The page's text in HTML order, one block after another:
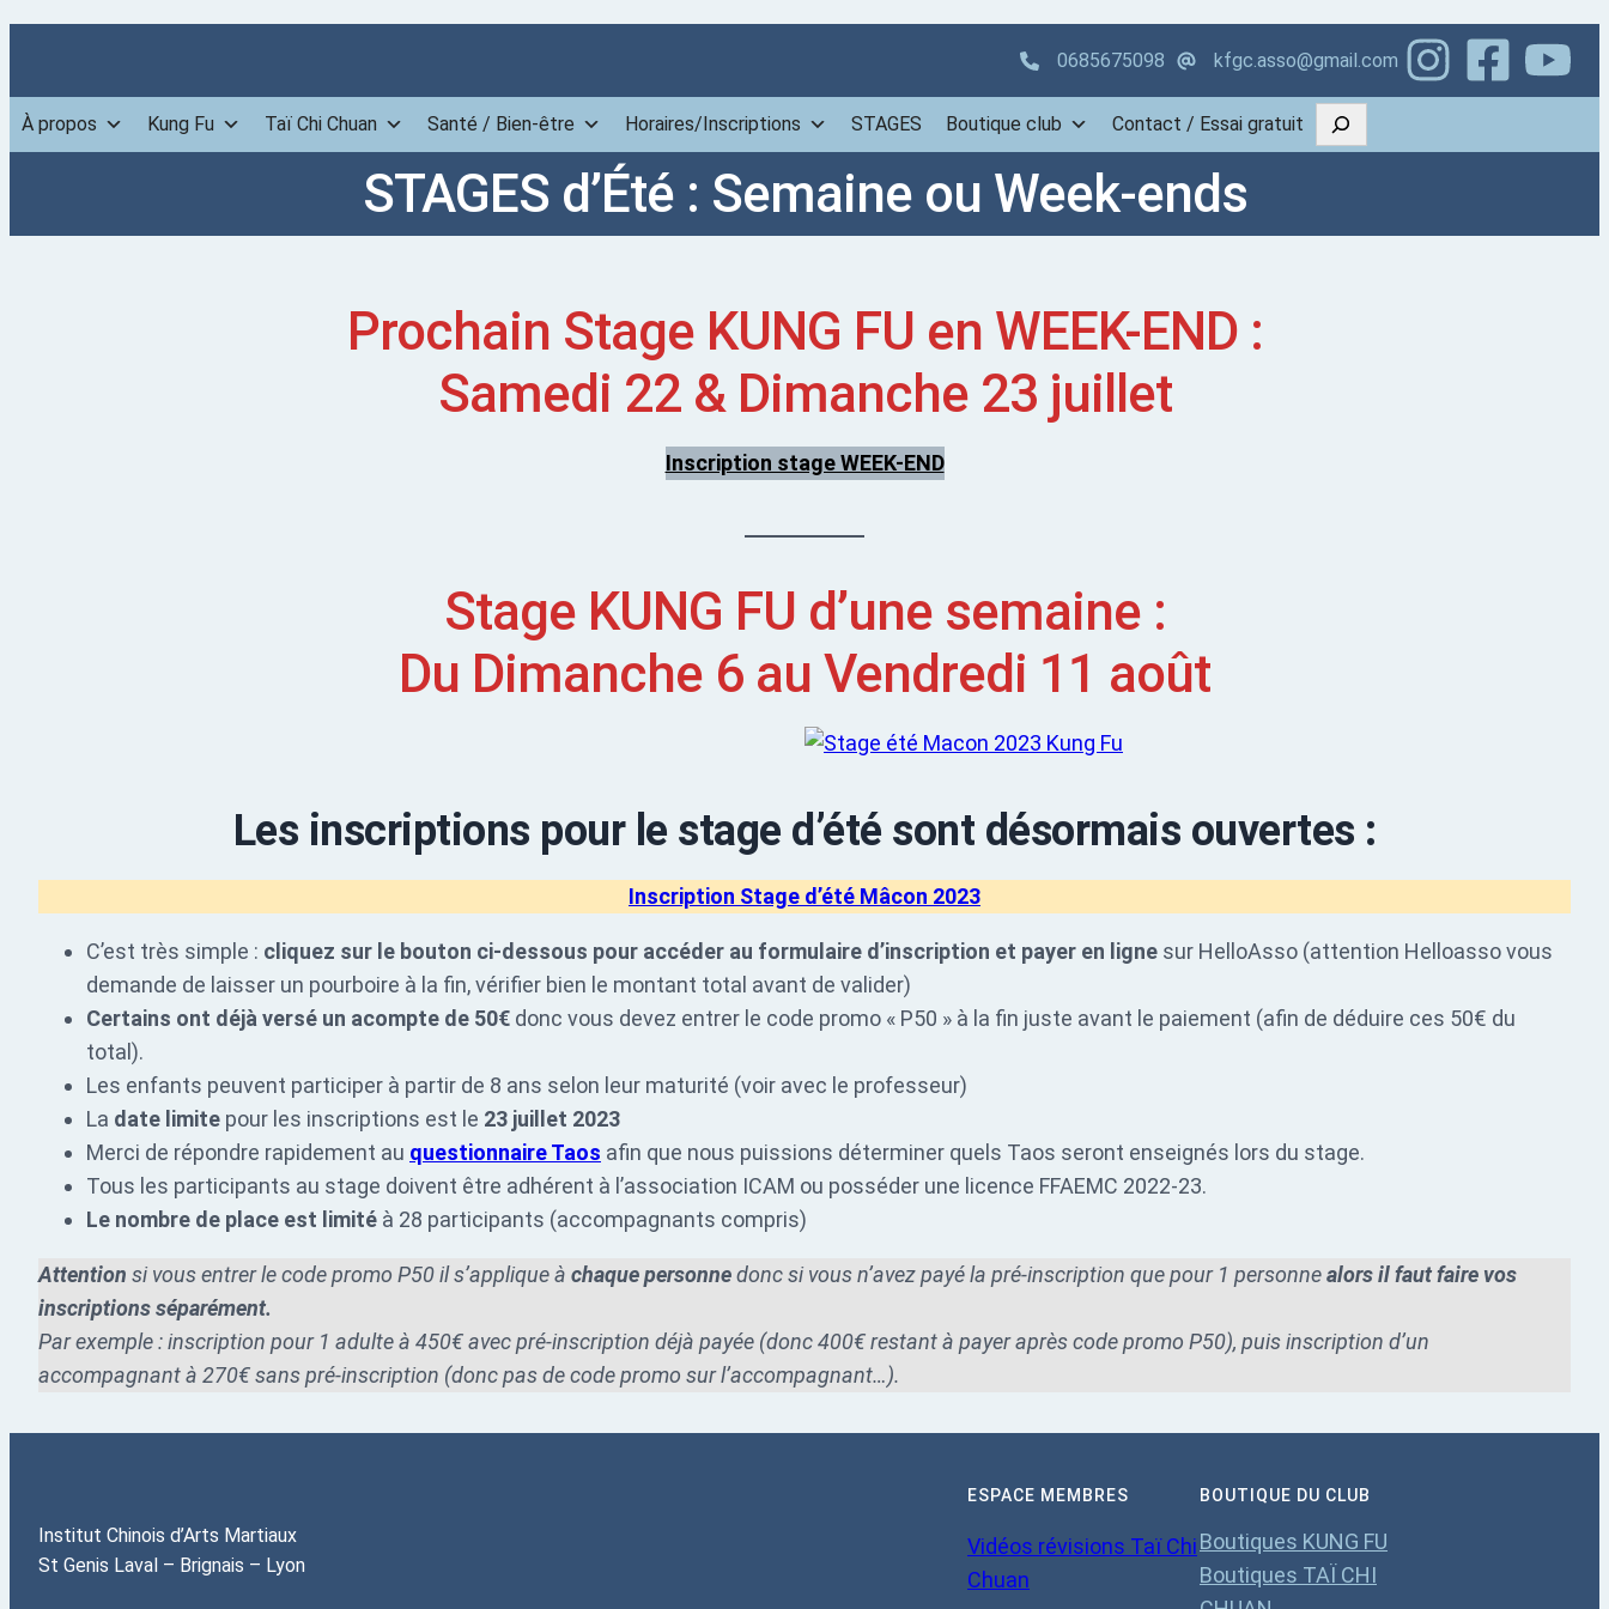
0685675098 kfgc.asso@gmail.com
À propos Kung Fu Taï Chi Chuan Santé / Bien-être Horaires/Inscriptions STAGES Boutique club Contact / Essai gratuit
STAGES d’Été : Semaine ou Week-ends
Prochain Stage KUNG FU en WEEK-END :
Samedi 22 & Dimanche 23 juillet
Inscription stage WEEK-END
Stage KUNG FU d’une semaine :
Du Dimanche 6 au Vendredi 11 août
Les inscriptions pour le stage d’été sont désormais ouvertes :
Inscription Stage d’été Mâcon 2023
C’est très simple : cliquez sur le bouton ci-dessous pour accéder au formulaire d’inscription et payer en ligne sur HelloAsso (attention Helloasso vous
demande de laisser un pourboire à la fin, vérifier bien le montant total avant de valider)
Certains ont déjà versé un acompte de 50€ donc vous devez entrer le code promo « P50 » à la fin juste avant le paiement (afin de déduire ces 50€ du
total).
Les enfants peuvent participer à partir de 8 ans selon leur maturité (voir avec le professeur)
La date limite pour les inscriptions est le 23 juillet 2023
Merci de répondre rapidement au questionnaire Taos afin que nous puissions déterminer quels Taos seront enseignés lors du stage.
Tous les participants au stage doivent être adhérent à l’association ICAM ou posséder une licence FFAEMC 2022-23.
Le nombre de place est limité à 28 participants (accompagnants compris)
Attention si vous entrer le code promo P50 il s’applique à chaque personnedonc si vous n’avez payé la pré-inscription que pour 1 personnealors il faut faire vos
inscriptions séparément.
Par exemple : inscription pour 1 adulte à 450€ avec pré-inscription déjà payée (donc 400€ restant à payer après code promo P50), puis inscription d’un
accompagnant à 270€ sans pré-inscription (donc pas de code promo sur l’accompagnant…).
Institut Chinois d’Arts Martiaux
St Genis Laval – Brignais – Lyon
ESPACE MEMBRES
Vidéos révisions Taï Chi
Chuan
BOUTIQUE DU CLUB
Boutiques KUNG FU
Boutiques TAÏ CHI